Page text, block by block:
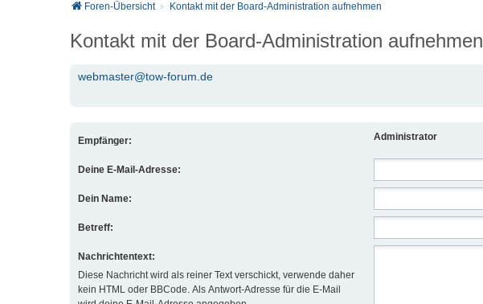
Foren-Übersicht Kontakt mit der Board-Administration aufnehmen
Kontakt mit der Board-Administration aufnehmen
webmaster@tow-forum.de
Empfänger: Administrator
Deine E-Mail-Adresse:
Dein Name:
Betreff:
Nachrichtentext:
Diese Nachricht wird als reiner Text verschickt, verwende daher
kein HTML oder BBCode. Als Antwort-Adresse für die E-Mail